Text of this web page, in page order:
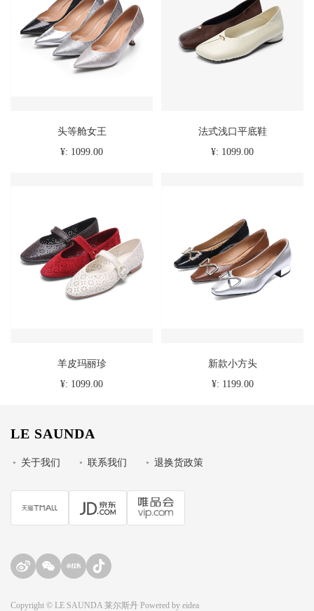
头等舱女王
¥: 1099.00
法式浅口平底鞋
¥: 1099.00
羊皮玛丽珍
¥: 1099.00
新款小方头
¥: 1199.00
LE SAUNDA
• 关于我们 • 联系我们 • 退换货政策
Copyright © LE SAUNDA 莱尔斯丹 Powered by eidea